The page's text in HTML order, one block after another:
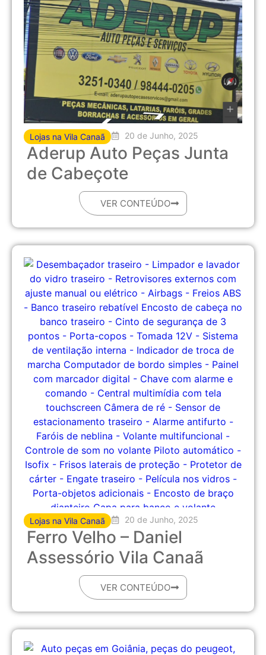
Lojas na Vila Canaã 20 de Junho, 2025
Aderup Auto Peças Junta
de Cabeçote
VER CONTEÚDO
Lojas na Vila Canaã 20 de Junho, 2025
Ferro Velho – Daniel
Assessório Vila Canaã
VER CONTEÚDO